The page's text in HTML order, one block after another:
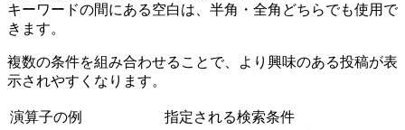
キーワードの間にある空白は、半角・全角どちらでも使用で
きます。
複数の条件を組み合わせることで、より興味のある投稿が表
示されやすくなります。
演算子の例 指定される検索条件